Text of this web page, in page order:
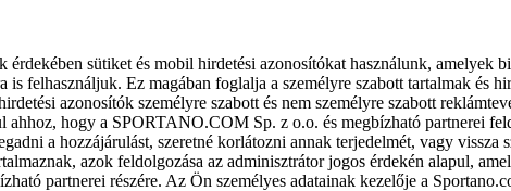
sütiket és mobil hirdetési azonosítókat használunk, amelyek
is felhasználjuk. Ez magában foglalja a személyre szabott tartalmak és
azonosítók személyre szabott és nem személyre szabott
hogy a SPORTANO.COM Sp. z o.o. és megbízható partnerei
a hozzájárulást, szeretné korlátozni annak terjedelmét, vagy
azok feldolgozása az adminisztrátor jogos érdekén alapul,
partnerei részére. Az Ön személyes adatainak kezelője a